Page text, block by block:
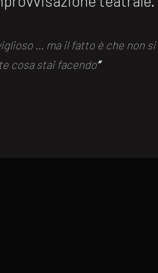
… ma il fatto è che non
cosa stai facendo“